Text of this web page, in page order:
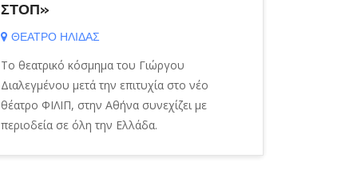
ΣΤΟΠ»
ΘΕΑΤΡΟ ΗΛΙΔΑΣ
Το θεατρικό κόσμημα του Γιώργου
Διαλεγμένου μετά την επιτυχία στο νέο
θέατρο ΦΙΛΙΠ, στην Αθήνα συνεχίζει με
περιοδεία σε όλη την Ελλάδα.